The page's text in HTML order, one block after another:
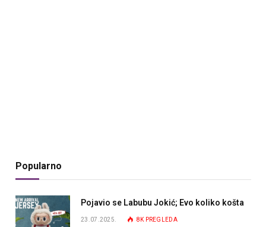
Popularno
Pojavio se Labubu Jokić; Evo koliko košta
23.07.2025. 8K PREGLEDA